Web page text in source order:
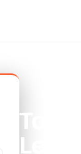
Top